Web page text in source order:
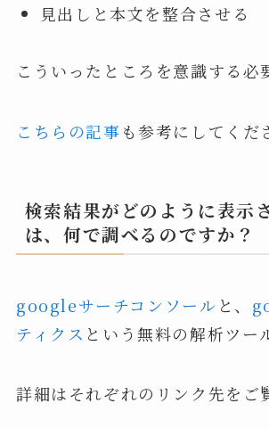
見出しと本文を整合させる
こういったところを意識する必
こちらの記事も参考にしてくだ
検索結果がどのように表示
は、何で調べるのですか？
googleサーチコンソール と、
ティクス という無料の解析ツー
詳細はそれぞれのリンク先をご